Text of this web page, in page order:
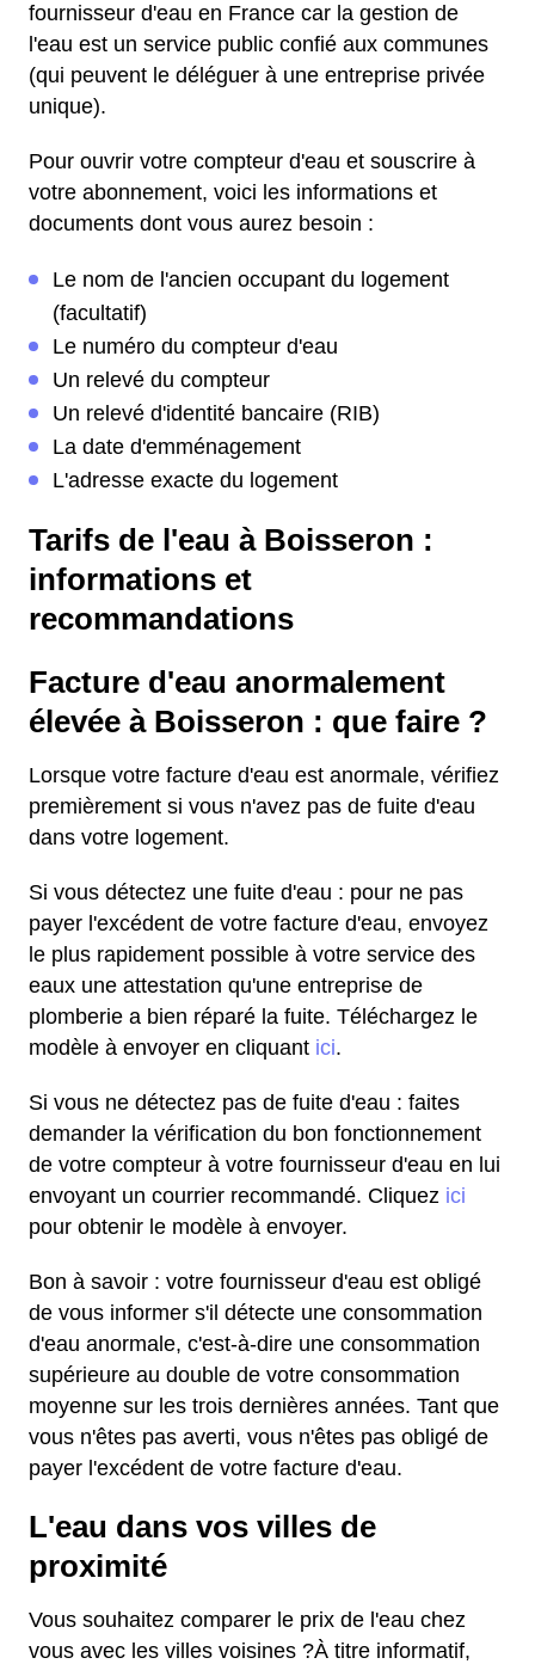
fournisseur d'eau en France car la gestion de
l'eau est un service public confié aux communes
(qui peuvent le déléguer à une entreprise privée
unique).
Pour ouvrir votre compteur d'eau et souscrire à
votre abonnement, voici les informations et
documents dont vous aurez besoin :
Le nom de l'ancien occupant du logement
(facultatif)
Le numéro du compteur d'eau
Un relevé du compteur
Un relevé d'identité bancaire (RIB)
La date d'emménagement
L'adresse exacte du logement
Tarifs de l'eau à Boisseron :
informations et
recommandations
Facture d'eau anormalement
élevée à Boisseron : que faire ?
Lorsque votre facture d'eau est anormale, vérifiez
premièrement si vous n'avez pas de fuite d'eau
dans votre logement.
Si vous détectez une fuite d'eau : pour ne pas
payer l'excédent de votre facture d'eau, envoyez
le plus rapidement possible à votre service des
eaux une attestation qu'une entreprise de
plomberie a bien réparé la fuite. Téléchargez le
modèle à envoyer en cliquant ici.
Si vous ne détectez pas de fuite d'eau : faites
demander la vérification du bon fonctionnement
de votre compteur à votre fournisseur d'eau en lui
envoyant un courrier recommandé. Cliquez ici
pour obtenir le modèle à envoyer.
Bon à savoir : votre fournisseur d'eau est obligé
de vous informer s'il détecte une consommation
d'eau anormale, c'est-à-dire une consommation
supérieure au double de votre consommation
moyenne sur les trois dernières années. Tant que
vous n'êtes pas averti, vous n'êtes pas obligé de
payer l'excédent de votre facture d'eau.
L'eau dans vos villes de
proximité
Vous souhaitez comparer le prix de l'eau chez
vous avec les villes voisines ?À titre informatif,